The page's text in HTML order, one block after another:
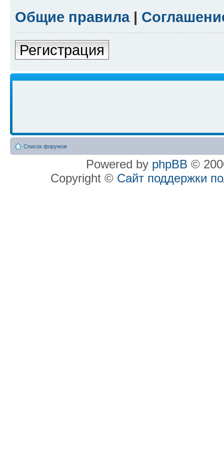
Общие правила|
Регистрация
Список форумов
Powered by phpBB ©
Copyright © Сайт поддержки